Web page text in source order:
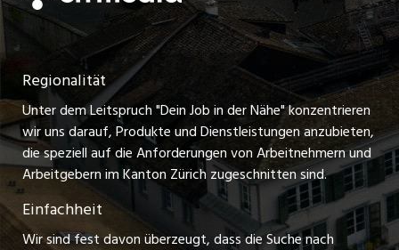
Festanstellungen
Temporäre Jobs
Freelance Jobs
Praktikum-Jobs
Lehrstellen
Ferienjobs
Nutzungsbedingungen
Impressum
Stellenmeldepflicht
zentraljob.ch
myjob.ch
schaffu.ch (VS)
ajourjob.ch
Regionalität
Unter dem Leitspruch "Dein Job in der Nähe" konzentrieren
wir uns darauf, Produkte und Dienstleistungen anzubieten,
die speziell auf die Anforderungen von Arbeitnehmern und
Arbeitgebern im Kanton Zürich zugeschnitten sind.
Einfachheit
Wir sind fest davon überzeugt, dass die Suche nach